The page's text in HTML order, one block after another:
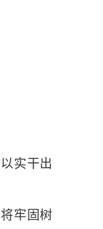
实干出
牢固树